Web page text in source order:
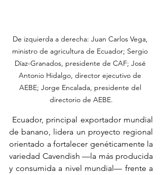
De izquierda a derecha: Juan Carlos Vega,
ministro de agricultura de Ecuador; Sergio
Díaz-Granados, presidente de CAF; José
Antonio Hidalgo, director ejecutivo de
AEBE; Jorge Encalada, presidente del
directorio de AEBE.
de banano, lidera un proyecto regional
orientado a fortalecer genéticamente la
variedad Cavendish —la más producida
y consumida a nivel mundial— frente a